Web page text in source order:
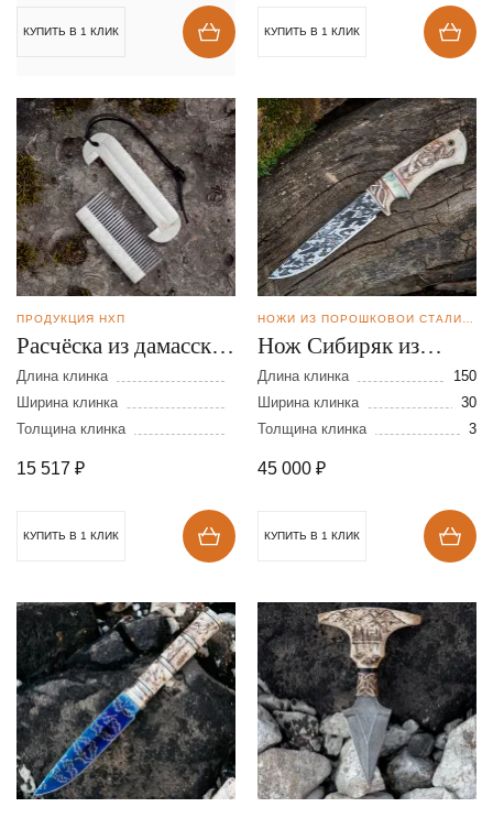
КУПИТЬ В 1 КЛИК КУПИТЬ В 1 КЛИК
ПРОДУКЦИЯ НХП
Расчёска из дамасской
стали
Длина клинка
Ширина клинка
Толщина клинка
15 517 ₽
КУПИТЬ В 1 КЛИК
Нож Сибиряк из
стали S390 с
травлением
Длина клинка
150
Ширина клинка
30
Толщина клинка
3
45 000 ₽
КУПИТЬ В 1 КЛИК